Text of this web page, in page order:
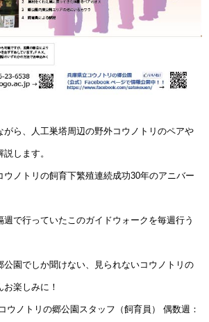
がら、人工巣塔周辺の野外コウノトリのペアや
します。
ノトリの飼育下繁殖連続成功30年のアニバー
週で行っていたこのガイドウォークを毎週行う
公園でしか聞けない、見られないコウノトリの
楽しみに！
ウノトリの郷公園スタッフ（飼育員） 偶数週：